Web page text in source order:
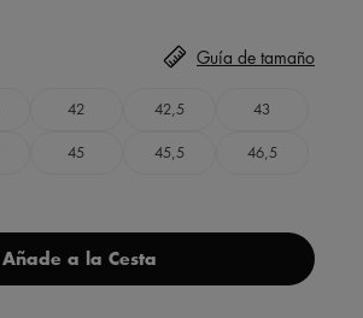
42 42,5 43
45 45,5 46,5
Guía de tamaño
Añade a la Cesta